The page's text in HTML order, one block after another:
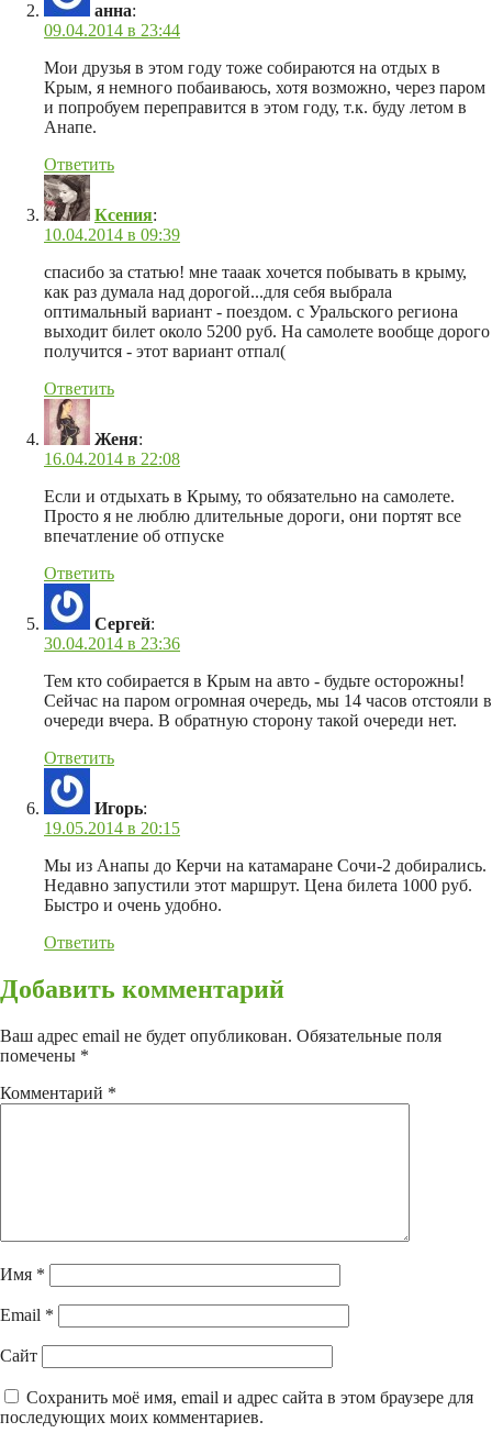
анна:
09.04.2014 в 23:44
Мои друзья в этом году тоже собираются на отдых в
Крым, я немного побаиваюсь, хотя возможно, через паром
и попробуем переправится в этом году, т.к. буду летом в
Анапе.
Ответить
Ксения:
10.04.2014 в 09:39
спасибо за статью! мне тааак хочется побывать в крыму,
как раз думала над дорогой...для себя выбрала
оптимальный вариант - поездом. с Уральского региона
выходит билет около 5200 руб. На самолете вообще дорого
получится - этот вариант отпал(
Ответить
Женя:
16.04.2014 в 22:08
Если и отдыхать в Крыму, то обязательно на самолете.
Просто я не люблю длительные дороги, они портят все
впечатление об отпуске
Ответить
Сергей:
30.04.2014 в 23:36
Тем кто собирается в Крым на авто - будьте осторожны!
Сейчас на паром огромная очередь, мы 14 часов отстояли в
очереди вчера. В обратную сторону такой очереди нет.
Ответить
Игорь:
19.05.2014 в 20:15
Мы из Анапы до Керчи на катамаране Сочи-2 добирались.
Недавно запустили этот маршрут. Цена билета 1000 руб.
Быстро и очень удобно.
Ответить
Добавить комментарий
Ваш адрес email не будет опубликован. Обязательные поля
помечены *
Комментарий *
Имя *
Email *
Сайт
Сохранить моё имя, email и адрес сайта в этом браузере для
последующих моих комментариев.